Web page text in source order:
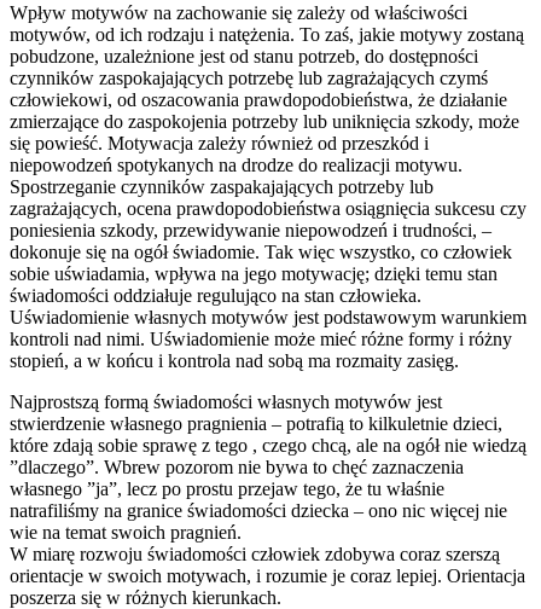
Wpływ motywów na zachowanie się zależy od właściwości
motywów, od ich rodzaju i natężenia. To zaś, jakie motywy zostaną
pobudzone, uzależnione jest od stanu potrzeb, do dostępności
czynników zaspokajających potrzebę lub zagrażających czymś
człowiekowi, od oszacowania prawdopodobieństwa, że działanie
zmierzające do zaspokojenia potrzeby lub uniknięcia szkody, może
się powieść. Motywacja zależy również od przeszkód i
niepowodzeń spotykanych na drodze do realizacji motywu.
Spostrzeganie czynników zaspakajających potrzeby lub
zagrażających, ocena prawdopodobieństwa osiągnięcia sukcesu czy
poniesienia szkody, przewidywanie niepowodzeń i trudności, –
dokonuje się na ogół świadomie. Tak więc wszystko, co człowiek
sobie uświadamia, wpływa na jego motywację; dzięki temu stan
świadomości oddziałuje regulująco na stan człowieka.
Uświadomienie własnych motywów jest podstawowym warunkiem
kontroli nad nimi. Uświadomienie może mieć różne formy i różny
stopień, a w końcu i kontrola nad sobą ma rozmaity zasięg.
Najprostszą formą świadomości własnych motywów jest
stwierdzenie własnego pragnienia – potrafią to kilkuletnie dzieci,
które zdają sobie sprawę z tego , czego chcą, ale na ogół nie wiedzą
”dlaczego”. Wbrew pozorom nie bywa to chęć zaznaczenia
własnego ”ja”, lecz po prostu przejaw tego, że tu właśnie
natrafiliśmy na granice świadomości dziecka – ono nic więcej nie
wie na temat swoich pragnień.
W miarę rozwoju świadomości człowiek zdobywa coraz szerszą
orientacje w swoich motywach, i rozumie je coraz lepiej. Orientacja
poszerza się w różnych kierunkach.